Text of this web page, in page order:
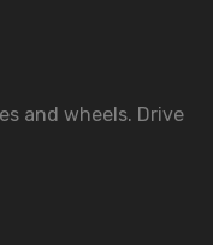
and wheels. Drive